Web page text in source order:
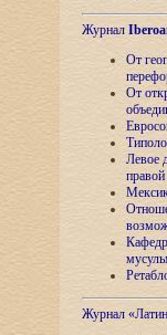
Журнал
От
От
Левое
Журнал